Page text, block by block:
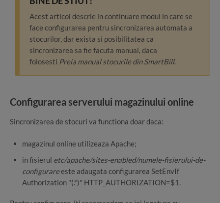
Acest articol descrie in continuare modul in care se
face configurarea pentru sincronizarea automata a
stocurilor, dar exista si posibilitatea ca
sincronizarea sa fie facuta manual, daca
folosesti Preia manual stocurile din SmartBill.
Configurarea serverului magazinului online
Sincronizarea de stocuri va functiona doar daca:
magazinul online utilizeaza Apache;
in fisierul etc/apache/sites-enabled/numele-fisierului-de-
configurareeste adaugata configurarea SetEnvIf
Authorization "(.*)" HTTP_AUTHORIZATION=$1.